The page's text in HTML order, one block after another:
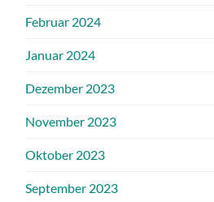
Februar 2024
Januar 2024
Dezember 2023
November 2023
Oktober 2023
September 2023